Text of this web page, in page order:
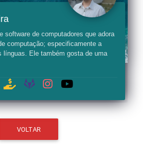
software de computadores que adora
computação; especificamente a
línguas. Ele também gosta de uma
VOLTAR